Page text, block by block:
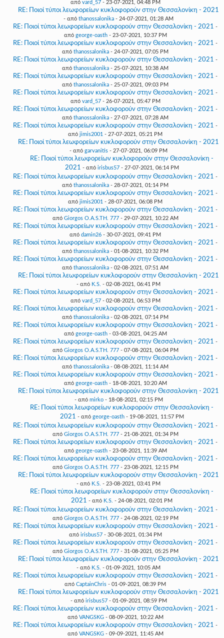
από vard_57- 23-07-2021, 04:48 PM
RE: Ποιοί τύποι λεωφορείων κυκλοφορούν στην Θεσσαλονίκη - 2021
- από thanossalonika - 24-07-2021, 01:28 AM
RE: Ποιοί τύποι λεωφορείων κυκλοφορούν στην Θεσσαλονίκη - 2021 -
από george-oasth- 23-07-2021, 10:37 PM
RE: Ποιοί τύποι λεωφορείων κυκλοφορούν στην Θεσσαλονίκη - 2021 -
από thanossalonika - 24-07-2021, 07:05 PM
RE: Ποιοί τύποι λεωφορείων κυκλοφορούν στην Θεσσαλονίκη - 2021 -
από thanossalonika - 25-07-2021, 10:38 AM
RE: Ποιοί τύποι λεωφορείων κυκλοφορούν στην Θεσσαλονίκη - 2021 -
από thanossalonika - 25-07-2021, 09:03 PM
RE: Ποιοί τύποι λεωφορείων κυκλοφορούν στην Θεσσαλονίκη - 2021 -
από vard_57- 26-07-2021, 05:47 PM
RE: Ποιοί τύποι λεωφορείων κυκλοφορούν στην Θεσσαλονίκη - 2021 -
από thanossalonika - 27-07-2021, 07:28 AM
RE: Ποιοί τύποι λεωφορείων κυκλοφορούν στην Θεσσαλονίκη - 2021 -
από jimis2001 - 27-07-2021, 05:21 PM
RE: Ποιοί τύποι λεωφορείων κυκλοφορούν στην Θεσσαλονίκη - 2021
- από garvanitis - 27-07-2021, 06:09 PM
RE: Ποιοί τύποι λεωφορείων κυκλοφορούν στην Θεσσαλονίκη -
2021 - από irisbus57- 27-07-2021, 06:14 PM
RE: Ποιοί τύποι λεωφορείων κυκλοφορούν στην Θεσσαλονίκη - 2021 -
από thanossalonika - 28-07-2021, 01:14 PM
RE: Ποιοί τύποι λεωφορείων κυκλοφορούν στην Θεσσαλονίκη - 2021 -
από jimis2001 - 28-07-2021, 06:08 PM
RE: Ποιοί τύποι λεωφορείων κυκλοφορούν στην Θεσσαλονίκη - 2021 -
από Giorgos O.A.S.TH. 777- 29-07-2021, 10:22 AM
RE: Ποιοί τύποι λεωφορείων κυκλοφορούν στην Θεσσαλονίκη - 2021 -
από damin26 - 30-07-2021, 09:41 PM
RE: Ποιοί τύποι λεωφορείων κυκλοφορούν στην Θεσσαλονίκη - 2021 -
από thanossalonika - 01-08-2021, 10:32 PM
RE: Ποιοί τύποι λεωφορείων κυκλοφορούν στην Θεσσαλονίκη - 2021 -
από thanossalonika - 02-08-2021, 07:51 AM
RE: Ποιοί τύποι λεωφορείων κυκλοφορούν στην Θεσσαλονίκη - 2021
- από K.S. - 02-08-2021, 06:41 PM
RE: Ποιοί τύποι λεωφορείων κυκλοφορούν στην Θεσσαλονίκη - 2021 -
από vard_57- 02-08-2021, 06:53 PM
RE: Ποιοί τύποι λεωφορείων κυκλοφορούν στην Θεσσαλονίκη - 2021 -
από thanossalonika - 02-08-2021, 07:14 PM
RE: Ποιοί τύποι λεωφορείων κυκλοφορούν στην Θεσσαλονίκη - 2021 -
από george-oasth- 03-08-2021, 04:25 AM
RE: Ποιοί τύποι λεωφορείων κυκλοφορούν στην Θεσσαλονίκη - 2021 -
από Giorgos O.A.S.TH. 777- 07-08-2021, 06:04 PM
RE: Ποιοί τύποι λεωφορείων κυκλοφορούν στην Θεσσαλονίκη - 2021 -
από thanossalonika - 08-08-2021, 11:14 AM
RE: Ποιοί τύποι λεωφορείων κυκλοφορούν στην Θεσσαλονίκη - 2021 -
από george-oasth- 18-08-2021, 10:20 AM
RE: Ποιοί τύποι λεωφορείων κυκλοφορούν στην Θεσσαλονίκη - 2021
- από mirko- 18-08-2021, 02:15 PM
RE: Ποιοί τύποι λεωφορείων κυκλοφορούν στην Θεσσαλονίκη -
2021 - από george-oasth- 19-08-2021, 11:57 PM
RE: Ποιοί τύποι λεωφορείων κυκλοφορούν στην Θεσσαλονίκη - 2021 -
από Giorgos O.A.S.TH. 777- 21-08-2021, 01:34 PM
RE: Ποιοί τύποι λεωφορείων κυκλοφορούν στην Θεσσαλονίκη - 2021 -
από george-oasth- 23-08-2021, 11:39 AM
RE: Ποιοί τύποι λεωφορείων κυκλοφορούν στην Θεσσαλονίκη - 2021 -
από Giorgos O.A.S.TH. 777- 23-08-2021, 12:15 PM
RE: Ποιοί τύποι λεωφορείων κυκλοφορούν στην Θεσσαλονίκη - 2021
- από K.S. - 23-08-2021, 03:41 PM
RE: Ποιοί τύποι λεωφορείων κυκλοφορούν στην Θεσσαλονίκη -
2021 - από K.S. - 24-08-2021, 02:01 PM
RE: Ποιοί τύποι λεωφορείων κυκλοφορούν στην Θεσσαλονίκη - 2021 -
από Giorgos O.A.S.TH. 777- 24-08-2021, 02:19 PM
RE: Ποιοί τύποι λεωφορείων κυκλοφορούν στην Θεσσαλονίκη - 2021 -
από irisbus57- 30-08-2021, 01:34 PM
RE: Ποιοί τύποι λεωφορείων κυκλοφορούν στην Θεσσαλονίκη - 2021 -
από Giorgos O.A.S.TH. 777- 31-08-2021, 05:25 PM
RE: Ποιοί τύποι λεωφορείων κυκλοφορούν στην Θεσσαλονίκη - 2021
- από K.S. - 01-09-2021, 10:05 AM
RE: Ποιοί τύποι λεωφορείων κυκλοφορούν στην Θεσσαλονίκη - 2021 -
από CaptainChris - 01-09-2021, 08:39 PM
RE: Ποιοί τύποι λεωφορείων κυκλοφορούν στην Θεσσαλονίκη - 2021
- από irisbus57- 01-09-2021, 08:59 PM
RE: Ποιοί τύποι λεωφορείων κυκλοφορούν στην Θεσσαλονίκη - 2021 -
από VANGSKG- 08-09-2021, 10:22 AM
RE: Ποιοί τύποι λεωφορείων κυκλοφορούν στην Θεσσαλονίκη - 2021 -
από VANGSKG- 09-09-2021, 11:45 AM